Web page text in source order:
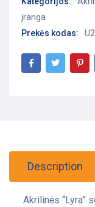
įranga
Prekės kodas:
Description
Akrilinės “Lyra”